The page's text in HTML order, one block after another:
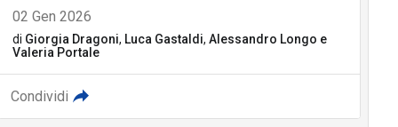
02 Gen 2026
di Giorgia Dragoni, Luca Gastaldi, Alessandro Longo e
Valeria Portale
Condividi